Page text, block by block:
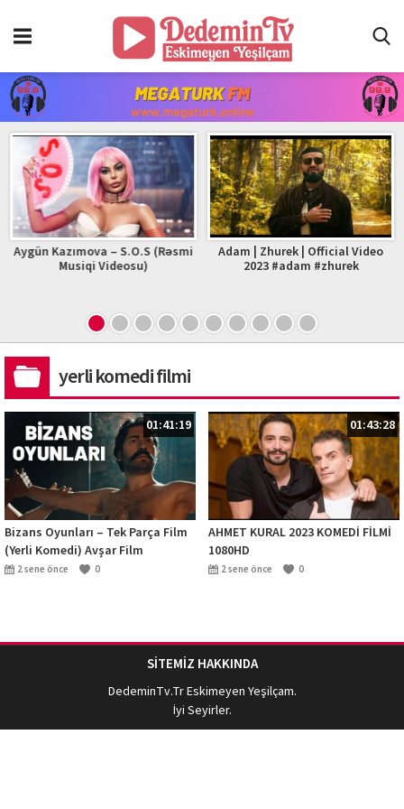
Aygün Kazımova – S.O.S (Rəsmi
Musiqi Videosu)
Adam | Zhurek | Official Video
2023 #adam #zhurek
yerli komedi filmi
01:41:19
Bizans Oyunları – Tek Parça Film
(Yerli Komedi) Avşar Film
2 sene önce 0
01:43:28
AHMET KURAL 2023 KOMEDİ FİLMİ
1080HD
2 sene önce 0
SİTEMİZ HAKKINDA
DedeminTv.TrEskimeyen Yeşilçam.
İyi Seyirler.